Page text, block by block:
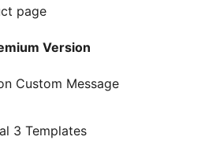
page
Version
Custom Message
3 Templates